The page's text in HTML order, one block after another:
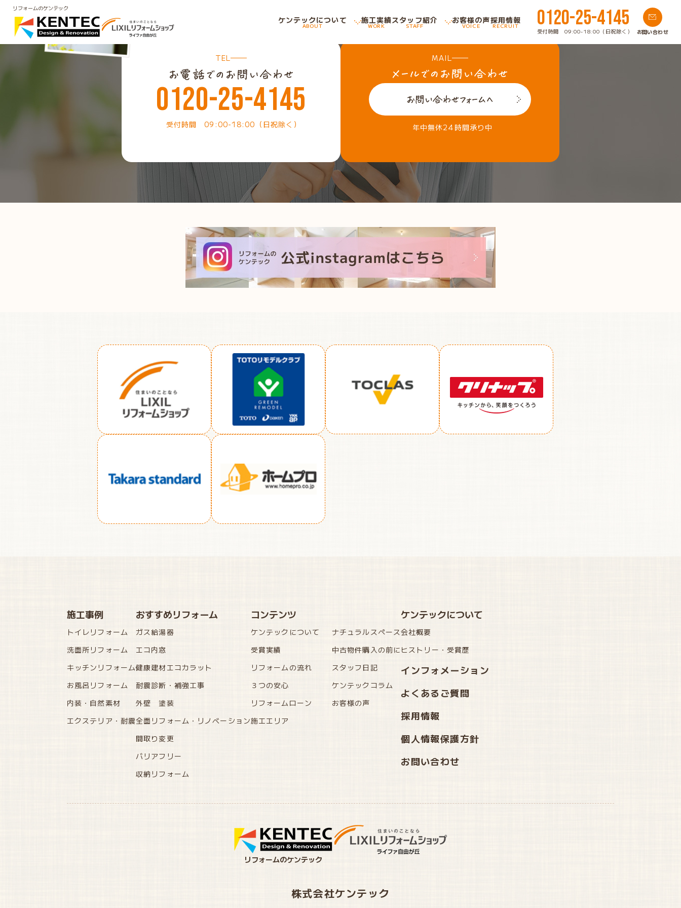
リフォームのケンテック
ケンテックについて
ABOUT
施工実績
WORK
スタッフ紹介
STAFF
お客様の声
VOICE
採用情報
RECRUIT 0120-25-4145
受付時間 09:00-18:00（日祝除く） お問い合わせ
TEL
0120-25-4145
受付時間 09:00-18:00（日祝除く）
MAIL
年中無休24時間承り中
施工事例
トイレリフォーム
洗面所リフォーム
キッチンリフォーム
お風呂リフォーム
内装・自然素材
エクステリア・耐震
おすすめリフォーム
ガス給湯器
エコ内窓
健康建材エコカラット
耐震診断・補強工事
外壁 塗装
全面リフォーム・リノベーション
間取り変更
バリアフリー
収納リフォーム
コンテンツ
ケンテックについて
ナチュラルスペース
受賞実績
中古物件購入の前に
リフォームの流れ
スタッフ日記
３つの安心
ケンテックコラム
リフォームローン
お客様の声
施工エリア
ケンテックについて
会社概要
ヒストリー・受賞歴
インフォメーション
よくあるご質問
採用情報
個人情報保護方針
お問い合わせ
リフォームのケンテック
株式会社ケンテック